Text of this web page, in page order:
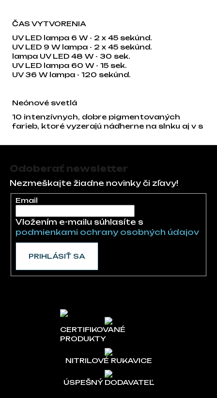
ČAS VYTVORENIA
UV LED lampa 6 W - 2 x 45 sekúnd.
UV LED 9 W lampa - 2 x 45 sekúnd.
lampa UV LED 48 W - 30 sek.
UV LED lampa 60 W - 15 sek.
UV 36 W lampa - 120 sekúnd.
Neónové svetlá
10 intenzívnych, dobre pigmentovaných
farieb, ktoré vyzerajú nádherne na slnku aj v s
Odoberať newsletter
Nezmeškajte žiadne novinky či zľavy!
Email
Vložením e-mailu súhlasíte s
podmienkami ochrany osobných údajov
PRIHLÁSIŤ SA
CERTIFIKOVANÉ
PRODUKTY
NITRILOVÉ RUKAVICE
ÚSPEŠNÝ DODAVATEĽ